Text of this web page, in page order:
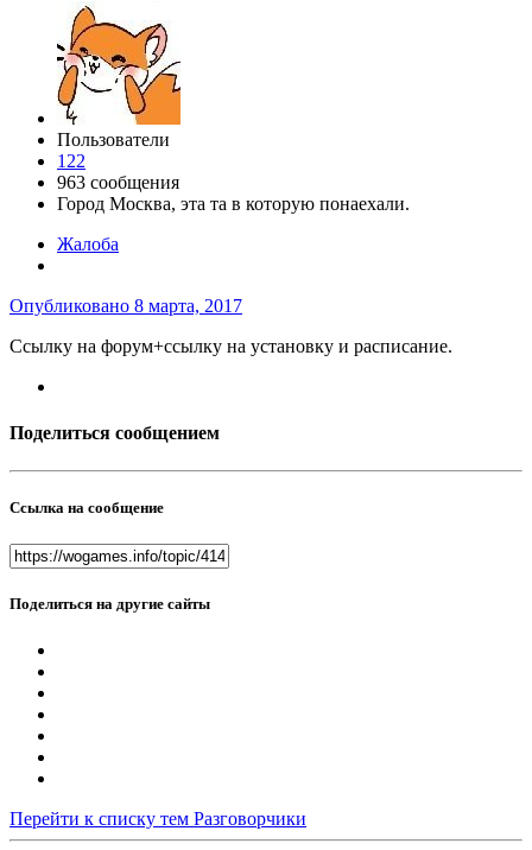
Пользователи
122
963 сообщения
Город Москва, эта та в которую понаехали.
Жалоба
Опубликовано 8 марта, 2017
Ссылку на форум+ссылку на установку и расписание.
Поделиться сообщением
Ссылка на сообщение
Поделиться на другие сайты
Перейти к списку тем Разговорчики